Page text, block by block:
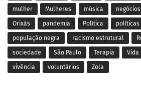
mulher Mulheres música negócios
Orixás pandemia Política políticas
população negra racismo estrutural
sociedade São Paulo Terapia Vida
vivência voluntários Zola